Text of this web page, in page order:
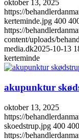
oktober 13, 2025
https://
kerteminde.jpg 400
https://
content/uploads/
media.dk2025-10-13
kerteminde
akupunktur
oktober 13, 2025
https://
skoedstrup.jpg 400 400
https://